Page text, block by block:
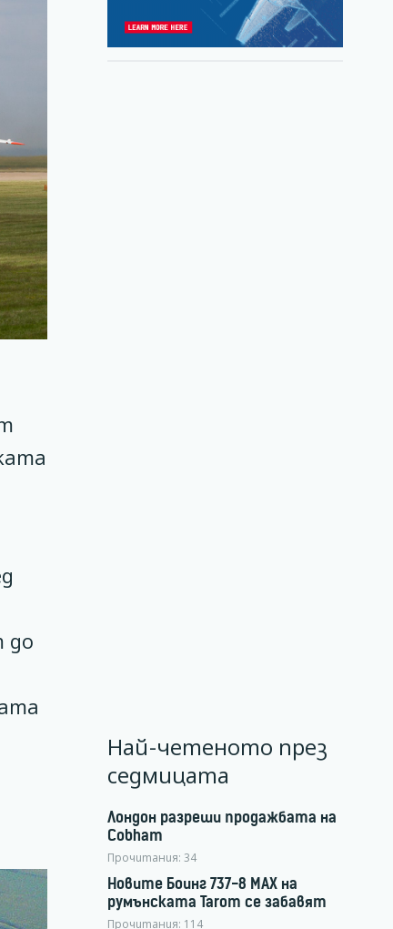
до
Най-четеното през
седмицата
Лондон разреши продажбата на
Cobham
Прочитания: 34
Новите Боинг 737-8 MAX на
румънската Tarom се забавят
Прочитания: 114